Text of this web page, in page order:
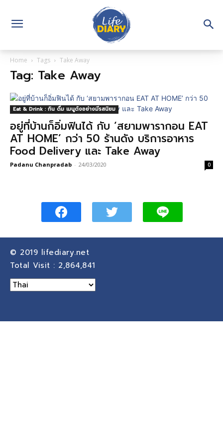
Home Tags Take Away
Tag: Take Away
Eat & Drink : กิน ดื่ม เมนูดังอย่างมีรสนิยม
อยู่ที่บ้านก็อิ่มฟินได้ กับ ‘สยามพารากอน EAT
AT HOME’ กว่า 50 ร้านดัง บริการอาหาร
Food Delivery และ Take Away
Padanu Chanpradab - 24/03/2020 0
© 2019 lifediary.net
Total Visit : 2,864,841